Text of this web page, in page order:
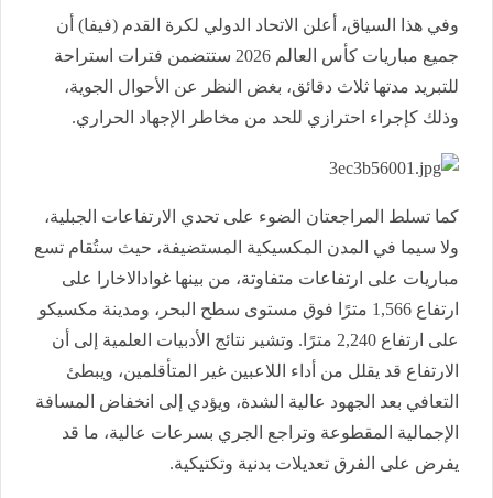
وفي هذا السياق، أعلن الاتحاد الدولي لكرة القدم (فيفا) أن
جميع مباريات كأس العالم 2026 ستتضمن فترات استراحة
للتبريد مدتها ثلاث دقائق، بغض النظر عن الأحوال الجوية،
وذلك كإجراء احترازي للحد من مخاطر الإجهاد الحراري.
كما تسلط المراجعتان الضوء على تحدي الارتفاعات الجبلية،
ولا سيما في المدن المكسيكية المستضيفة، حيث ستُقام تسع
مباريات على ارتفاعات متفاوتة، من بينها غوادالاخارا على
ارتفاع 1,566 مترًا فوق مستوى سطح البحر، ومدينة مكسيكو
على ارتفاع 2,240 مترًا. وتشير نتائج الأدبيات العلمية إلى أن
الارتفاع قد يقلل من أداء اللاعبين غير المتأقلمين، ويبطئ
التعافي بعد الجهود عالية الشدة، ويؤدي إلى انخفاض المسافة
الإجمالية المقطوعة وتراجع الجري بسرعات عالية، ما قد
يفرض على الفرق تعديلات بدنية وتكتيكية.